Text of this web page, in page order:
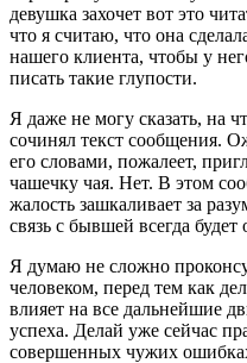
девушка захочет вот это
что я считаю, что она
нашего клиента, чтобы у
писать такие глупости.
Я даже не могу сказать, на
сочинял текст сообщения.
его словами, пожалеет,
чашечку чая. Нет. В этом
жалость зашкаливает за
связь с бывшей всегда
Я думаю не сложно
человеком, перед тем как
влияет на все дальнейшие
успеха. Делай уже сейчас
совершенных чужих